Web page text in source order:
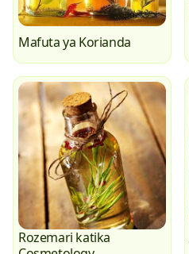
Mafuta ya Korianda
Rozemari katika